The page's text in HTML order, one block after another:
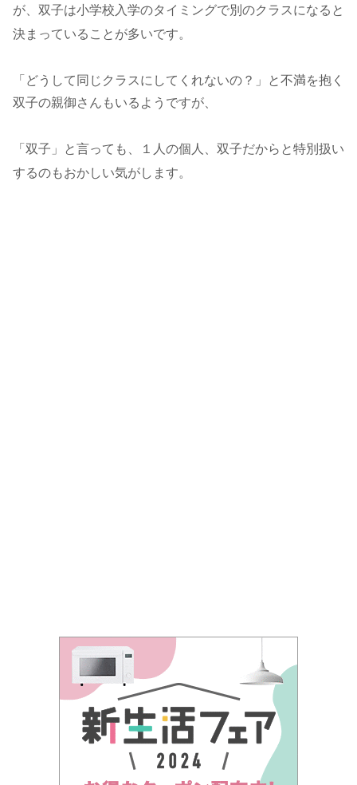
が、双子は小学校入学のタイミングで別のクラスになると
決まっていることが多いです。
「どうして同じクラスにしてくれないの？」と不満を抱く
双子の親御さんもいるようですが、
「双子」と言っても、１人の個人、双子だからと特別扱い
するのもおかしい気がします。